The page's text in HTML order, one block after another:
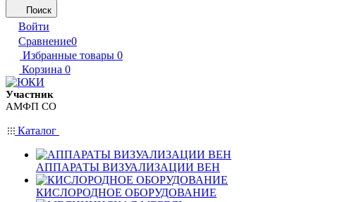
Поиск
Войти
Сравнение0
Избранные товары 0
Корзина 0
Участник
АМФП СО
Каталог
АППАРАТЫ ВИЗУАЛИЗАЦИИ ВЕН
КИСЛОРОДНОЕ ОБОРУДОВАНИЕ